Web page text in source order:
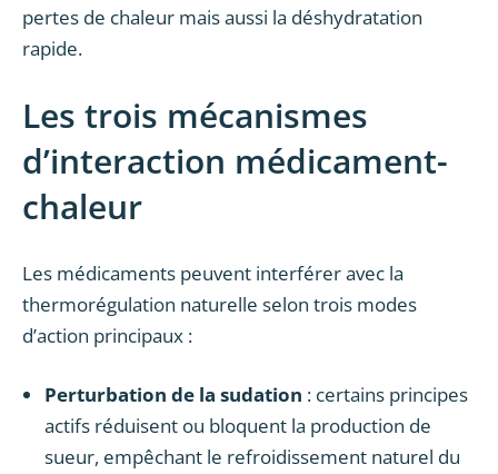
pertes de chaleur mais aussi la déshydratation
rapide.
Les trois mécanismes
d’interaction médicament-
chaleur
Les médicaments peuvent interférer avec la
thermorégulation naturelle selon trois modes
d’action principaux :
Perturbation de la sudation : certains principes
actifs réduisent ou bloquent la production de
sueur, empêchant le refroidissement naturel du